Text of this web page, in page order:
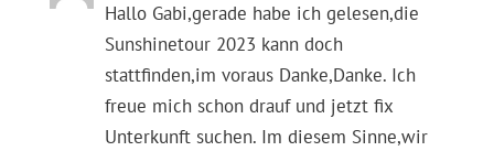
Hallo Gabi,gerade habe ich gelesen,die
Sunshinetour 2023 kann doch
stattfinden,im voraus Danke,Danke. Ich
freue mich schon drauf und jetzt fix
Unterkunft suchen. Im diesem Sinne,wir